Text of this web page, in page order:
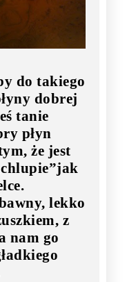
do takiego
dobrej
tanie
płyn
że jest
lekko
z
nam go